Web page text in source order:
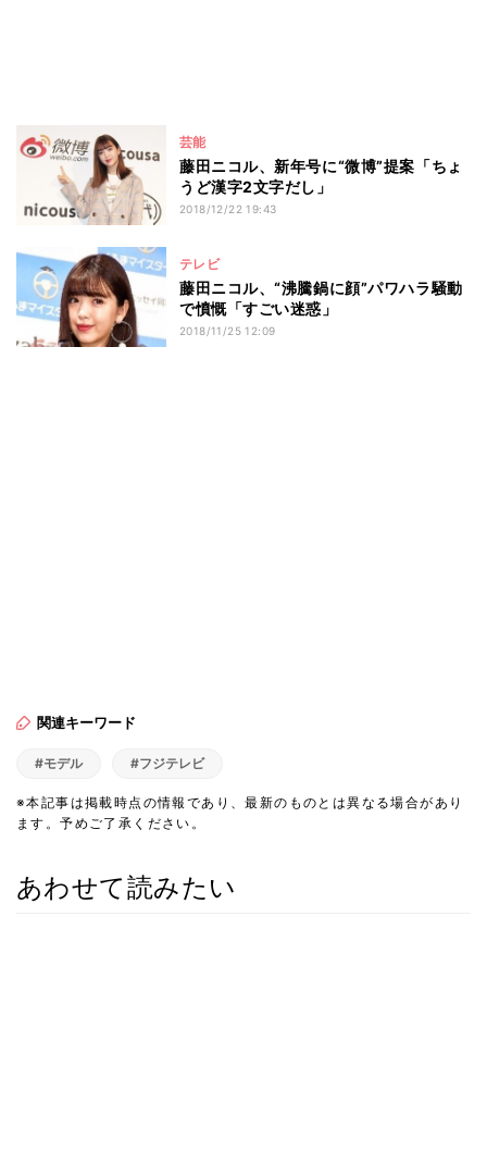
芸能
藤田ニコル、新年号に“微博”提案「ちょ
うど漢字2文字だし」
2018/12/22 19:43
テレビ
藤田ニコル、“沸騰鍋に顔”パワハラ騒動
で憤慨「すごい迷惑」
2018/11/25 12:09
関連キーワード
#モデル #フジテレビ
※本記事は掲載時点の情報であり、最新のものとは異なる場合があり
ます。予めご了承ください。
あわせて読みたい